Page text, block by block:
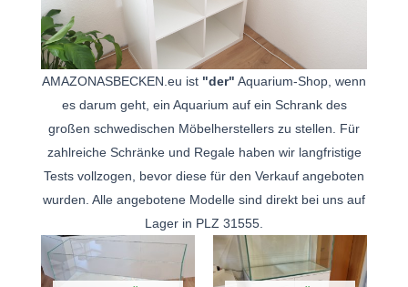
AMAZONASBECKEN.eu ist "der" Aquarium-Shop, wenn
es darum geht, ein Aquarium auf ein Schrank des
großen schwedischen Möbelherstellers zu stellen. Für
zahlreiche Schränke und Regale haben wir langfristige
Tests vollzogen, bevor diese für den Verkauf angeboten
wurden. Alle angebotene Modelle sind direkt bei uns auf
Lager in PLZ 31555.